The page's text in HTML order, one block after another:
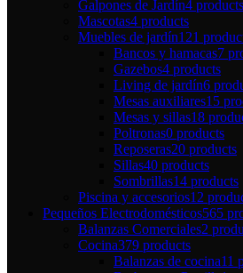
Galpones de Jardín4 products
Mascotas4 products
Muebles de jardín121
Bancos y hamacas7
Gazebos4 products
Living de jardín6
Mesas auxiliares15
Mesas y sillas18
Poltronas0 products
Reposeras20 products
Sillas40 products
Sombrillas14 products
Piscina y accesorios12
Pequeños Electrodomésticos565
Balanzas Comerciales2
Cocina379 products
Balanzas de cocina11